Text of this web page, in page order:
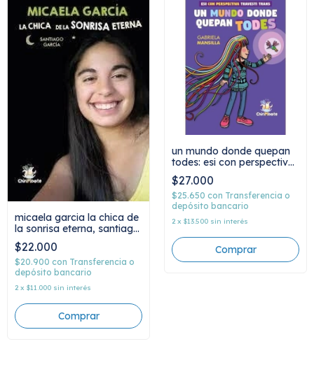
micaela garcia la chica de
la sonrisa eterna, santiago
garcía
$22.000
$20.900 con Transferencia o
depósito bancario
2 x $11.000 sin interés
un mundo donde quepan
todes: esi con perspectiva
travesti trans, gabriela
mansilla
$27.000
$25.650 con Transferencia o
depósito bancario
2 x $13.500 sin interés